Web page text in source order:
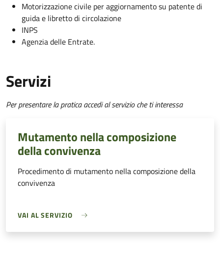
Motorizzazione civile per aggiornamento su patente di
guida e libretto di circolazione
INPS
Agenzia delle Entrate.
Servizi
Per presentare la pratica accedi al servizio che ti interessa
Mutamento nella composizione
della convivenza
Procedimento di mutamento nella composizione della
convivenza
VAI AL SERVIZIO